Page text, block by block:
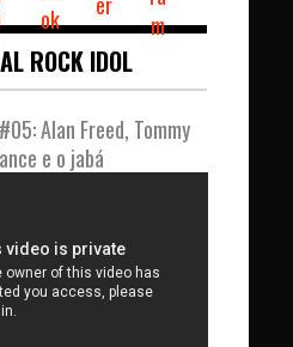
ROCK IDOL
Alan Freed, Tommy
e o jabá